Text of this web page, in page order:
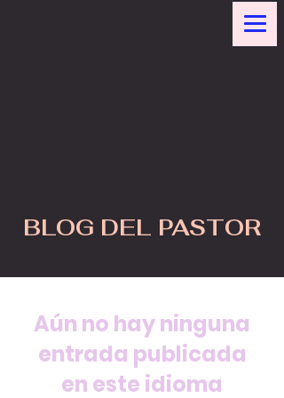
BLOG DEL PASTOR
Aún no hay ninguna
entrada publicada
en este idioma